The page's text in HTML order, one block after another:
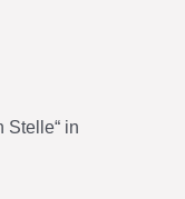
Stelle“ in